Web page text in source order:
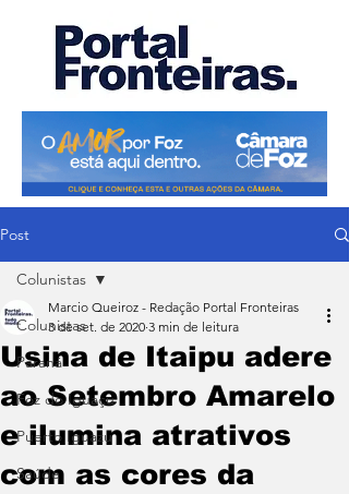
Post
Colunistas
Paraná
Foz do Iguaçu
Puerto Iguazu
Saúde
Colunistas
Usina de Itaipu adere
ao Setembro Amarelo
e ilumina atrativos
com as cores da
Marcio Queiroz - Redação Portal Fronteiras
3 de set. de 2020 3 min de leitura